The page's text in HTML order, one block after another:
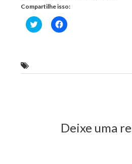
Compartilhe isso:
Clique
para
Clique
para
Deixe uma